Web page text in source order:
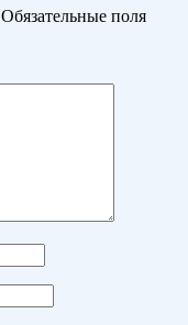
Обязательные поля